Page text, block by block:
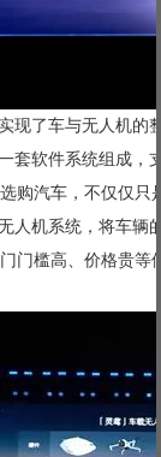
了车与无人机的
软件系统组成，
汽车，不仅仅只
机系统，将车辆
槛高、价格贵等